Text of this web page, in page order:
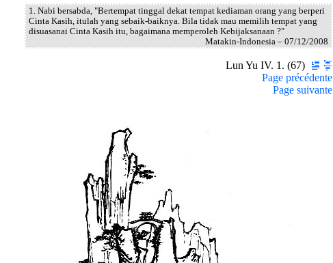
1. Nabi bersabda, "Bertempat tinggal dekat tempat kediaman orang yang berperi
Cinta Kasih, itulah yang sebaik-baiknya. Bila tidak mau memilih tempat yang
disuasanai Cinta Kasih itu, bagaimana memperoleh Kebijaksanaan ?"
Matakin-Indonesia – 07/12/2008
Lun Yu IV. 1. (67)
Page précédente
Page suivante